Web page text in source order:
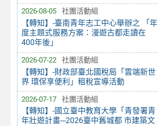
2026-08-05 社團活動組
【轉知】-臺南青年志工中心舉辦之 「年
度主題式服務方案：漫遊古都走讀在
400年後」
2026-07-22 社團活動組
【轉知】-財政部臺北國稅局「雲端新世
界 環保享便利」租稅宣導活動
2026-07-17 社團活動組
【轉知】-國立臺中教育大學「青發署青
年壯遊計畫─2026臺中舊城都 市建築文